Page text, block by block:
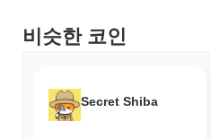
비슷한 코인
Secret Shiba